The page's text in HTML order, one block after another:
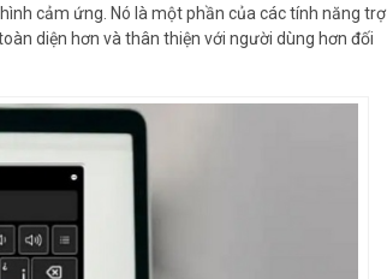
cảm ứng. Nó là một phần của các tính năng trợ
diện hơn và thân thiện với người dùng hơn đối